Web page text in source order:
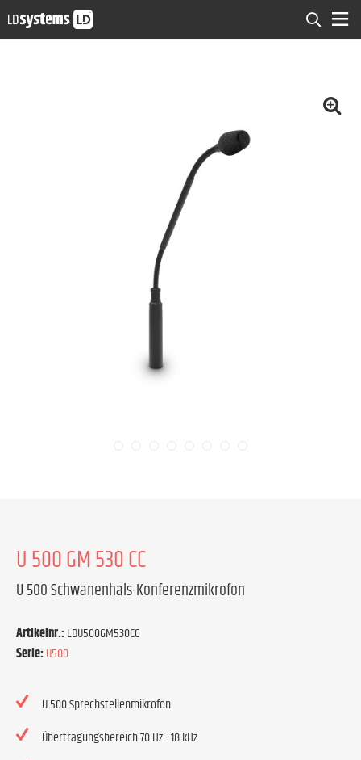
U 500 GM 530 CC
U 500 Schwanenhals-Konferenzmikrofon
Artikelnr.:LDU500GM530CC
Serie:U500
U 500 Sprechstellenmikrofon
Übertragungsbereich 70 Hz - 18 kHz